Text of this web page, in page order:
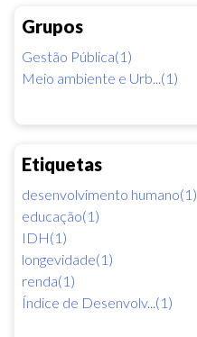
Grupos
Gestão Pública(1)
Meio ambiente e Urb...(1)
Etiquetas
desenvolvimento humano(1)
educação(1)
IDH(1)
longevidade(1)
renda(1)
Índice de Desenvolv...(1)